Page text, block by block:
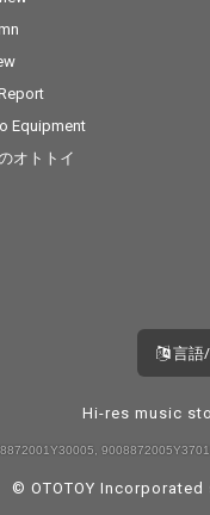
Equipment
オトトイ
言語/
Hi-res music
© OTOTOY Incorporated